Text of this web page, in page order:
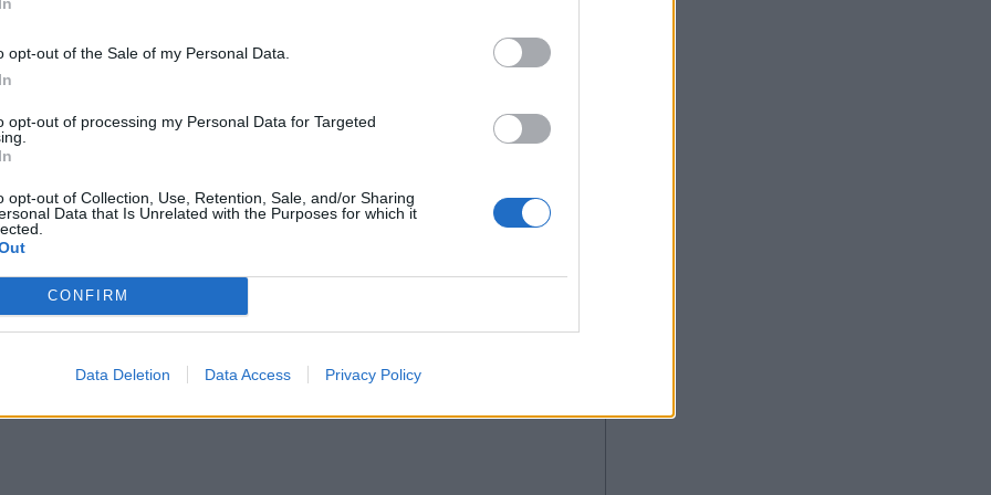
opt-out of the Sale of my Personal Data.
opt-out of processing my Personal Data for Targeted
opt-out of Collection, Use, Retention, Sale, and/or Sharing
Data that Is Unrelated with the Purposes for which it
CONFIRM
Data Deletion Data Access Privacy Policy
Αποδέχομαι τουςόρους χρήσης